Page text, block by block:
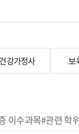
건강가정사 보
이수과목#관련 학